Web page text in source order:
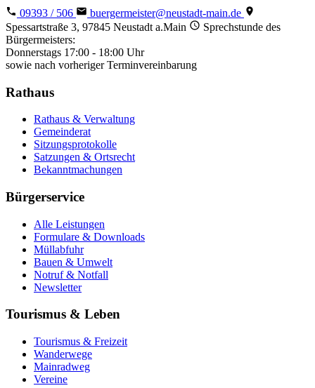
09393 / 506
buergermeister@neustadt-main.de
Spessartstraße 3, 97845 Neustadt a.Main
Sprechstunde des
Bürgermeisters:
Donnerstags 17:00 - 18:00 Uhr
sowie nach vorheriger Terminvereinbarung
Rathaus
Rathaus & Verwaltung
Gemeinderat
Sitzungsprotokolle
Satzungen & Ortsrecht
Bekanntmachungen
Bürgerservice
Alle Leistungen
Formulare & Downloads
Müllabfuhr
Bauen & Umwelt
Notruf & Notfall
Newsletter
Tourismus & Leben
Tourismus & Freizeit
Wanderwege
Mainradweg
Vereine